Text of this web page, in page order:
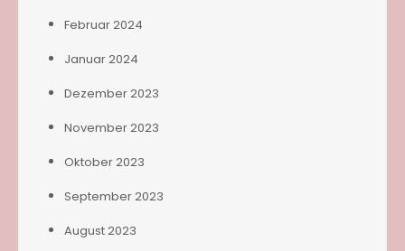
Februar 2024
Januar 2024
Dezember 2023
November 2023
Oktober 2023
September 2023
August 2023